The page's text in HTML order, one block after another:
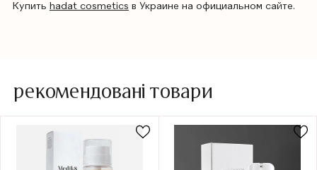
Купить hadat cosmetics в Украине на официальном сайте.
рекомендовані товари